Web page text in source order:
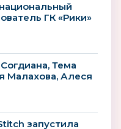
ГК «Рики»
Тема
Малахова, Алеся
запустила